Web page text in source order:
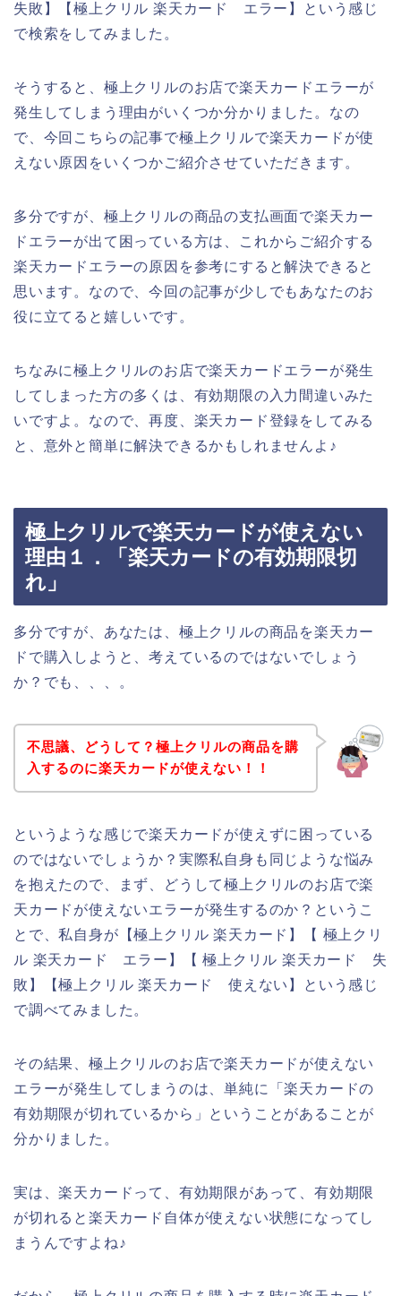
失敗】【極上クリル 楽天カード エラー】という感じ
で検索をしてみました。
そうすると、極上クリルのお店で楽天カードエラーが
発生してしまう理由がいくつか分かりました。なの
で、今回こちらの記事で極上クリルで楽天カードが使
えない原因をいくつかご紹介させていただきます。
多分ですが、極上クリルの商品の支払画面で楽天カー
ドエラーが出て困っている方は、これからご紹介する
楽天カードエラーの原因を参考にすると解決できると
思います。なので、今回の記事が少しでもあなたのお
役に立てると嬉しいです。
ちなみに極上クリルのお店で楽天カードエラーが発生
してしまった方の多くは、有効期限の入力間違いみた
いですよ。なので、再度、楽天カード登録をしてみる
と、意外と簡単に解決できるかもしれませんよ♪
極上クリルで楽天カードが使えない
理由１．「楽天カードの有効期限切
れ」
多分ですが、あなたは、極上クリルの商品を楽天カー
ドで購入しようと、考えているのではないでしょう
か？でも、、、。
不思議、どうして？極上クリルの商品を購
入するのに楽天カードが使えない！！
というような感じで楽天カードが使えずに困っている
のではないでしょうか？実際私自身も同じような悩み
を抱えたので、まず、どうして極上クリルのお店で楽
天カードが使えないエラーが発生するのか？というこ
とで、私自身が【極上クリル 楽天カード】【 極上クリ
ル 楽天カード エラー】【 極上クリル 楽天カード 失
敗】【極上クリル 楽天カード 使えない】という感じ
で調べてみました。
その結果、極上クリルのお店で楽天カードが使えない
エラーが発生してしまうのは、単純に「楽天カードの
有効期限が切れているから」ということがあることが
分かりました。
実は、楽天カードって、有効期限があって、有効期限
が切れると楽天カード自体が使えない状態になってし
まうんですよね♪